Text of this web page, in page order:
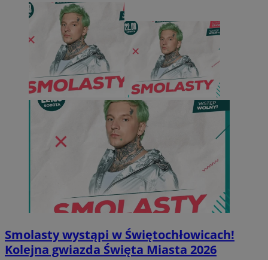
Smolasty wystąpi w Świętochłowicach!
Kolejna gwiazda Święta Miasta 2026